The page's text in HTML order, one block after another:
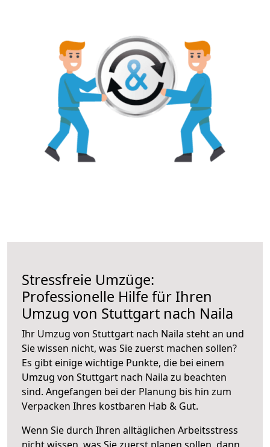
Stressfreie Umzüge:
Professionelle Hilfe für Ihren
Umzug von Stuttgart nach Naila
Ihr Umzug von Stuttgart nach Naila steht an und
Sie wissen nicht, was Sie zuerst machen sollen?
Es gibt einige wichtige Punkte, die bei einem
Umzug von Stuttgart nach Naila zu beachten
sind. Angefangen bei der Planung bis hin zum
Verpacken Ihres kostbaren Hab & Gut.
Wenn Sie durch Ihren alltäglichen Arbeitsstress